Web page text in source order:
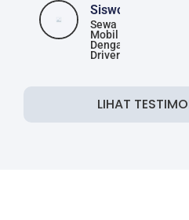
Siswoyo
Sewa
Mobil
Dengan
Driver
LIHAT